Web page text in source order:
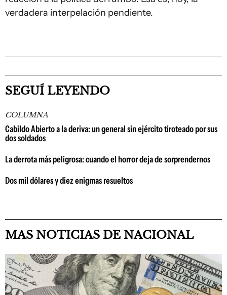
verdadera interpelación pendiente.
SEGUÍ LEYENDO
COLUMNA
Cabildo Abierto a la deriva: un general sin ejército tiroteado por sus
dos soldados
La derrota más peligrosa: cuando el horror deja de sorprendernos
Dos mil dólares y diez enigmas resueltos
MAS NOTICIAS DE NACIONAL